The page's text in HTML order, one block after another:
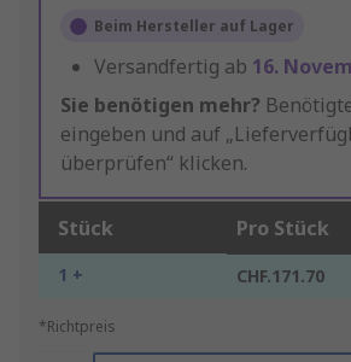
Beim Hersteller auf Lager
Versandfertig ab 16.
Sie benötigen mehr?
eingeben und auf
überprüfen“ klicken.
Stück Pro Stück
1 + CHF.171.70
*Richtpreis